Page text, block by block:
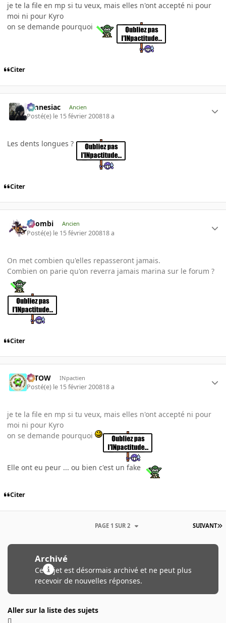
je te la file en mp si tu veux, mais elles n'ont accepté ni pour
moi ni pour Kyro
on se demande pourquoi
Citer
Amnesiac Ancien
Posté(e) le 15 février 200818 a
Les dents longues ?
Citer
XZombi Ancien
Posté(e) le 15 février 200818 a
On met combien qu'elles repasseront jamais.
Combien on parie qu'on reverra jamais marina sur le forum ?
Citer
toTOW INpactien
Posté(e) le 15 février 200818 a
je te la file en mp si tu veux, mais elles n'ont accepté ni pour
moi ni pour Kyro
on se demande pourquoi
Elle ont eu peur ... ou bien c'est un fake
Citer
SUIVANT
PAGE 1 SUR 2
Archivé
Ce sujet est désormais archivé et ne peut plus
recevoir de nouvelles réponses.
Aller sur la liste des sujets